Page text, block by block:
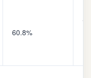
60.8%